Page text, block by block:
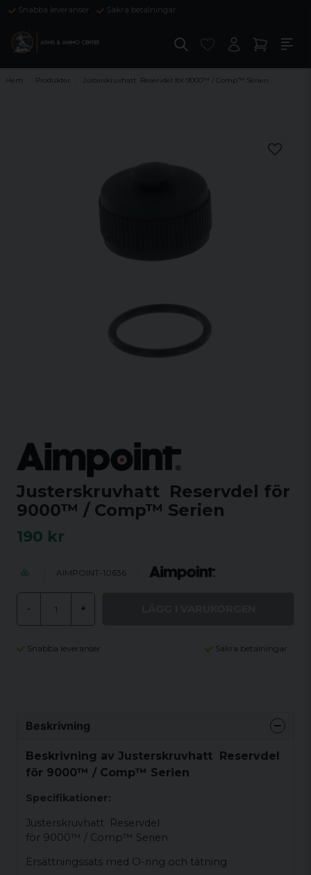
Snabba leveranser Säkra betalningar
Hem Produkter Justerskruvhatt Reservdel för 9000™ / Comp™ Serien
Justerskruvhatt Reservdel för
9000™ / Comp™ Serien
190 kr
AIMPOINT-10636
- +
Snabba leveranser Säkra betalningar
Beskrivning
Beskrivning av Justerskruvhatt Reservdel
för 9000™ / Comp™ Serien
Specifikationer:
Justerskruvhatt Reservdel
för 9000™ / Comp™ Serien
Ersättningssats med O-ring och tätning